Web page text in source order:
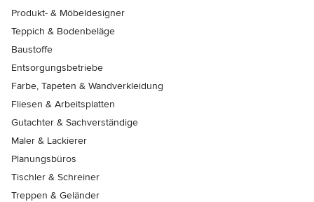
Produkt- & Möbeldesigner
Teppich & Bodenbeläge
Baustoffe
Entsorgungsbetriebe
Farbe, Tapeten & Wandverkleidung
Fliesen & Arbeitsplatten
Gutachter & Sachverständige
Maler & Lackierer
Planungsbüros
Tischler & Schreiner
Treppen & Geländer